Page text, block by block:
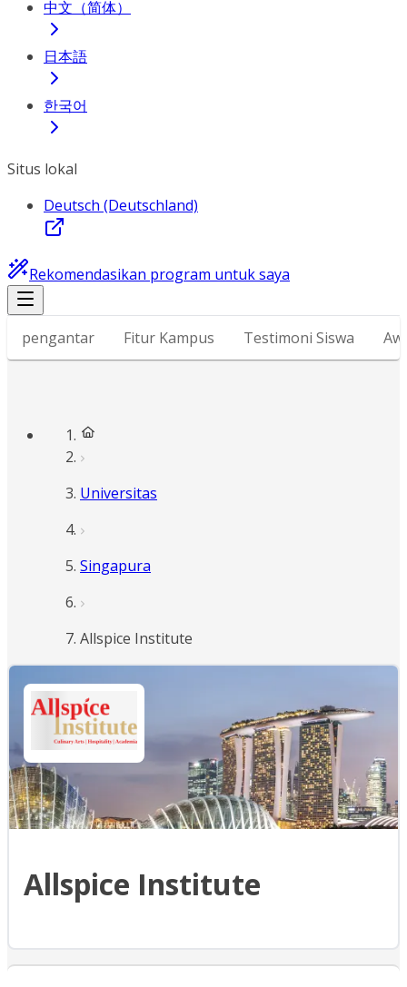
中文（简体）
日本語
한국어
Situs lokal
Deutsch (Deutschland)
Rekomendasikan program untuk saya
pengantar Fitur Kampus Testimoni Siswa
Universitas
Singapura
Allspice Institute
Allspice Institute